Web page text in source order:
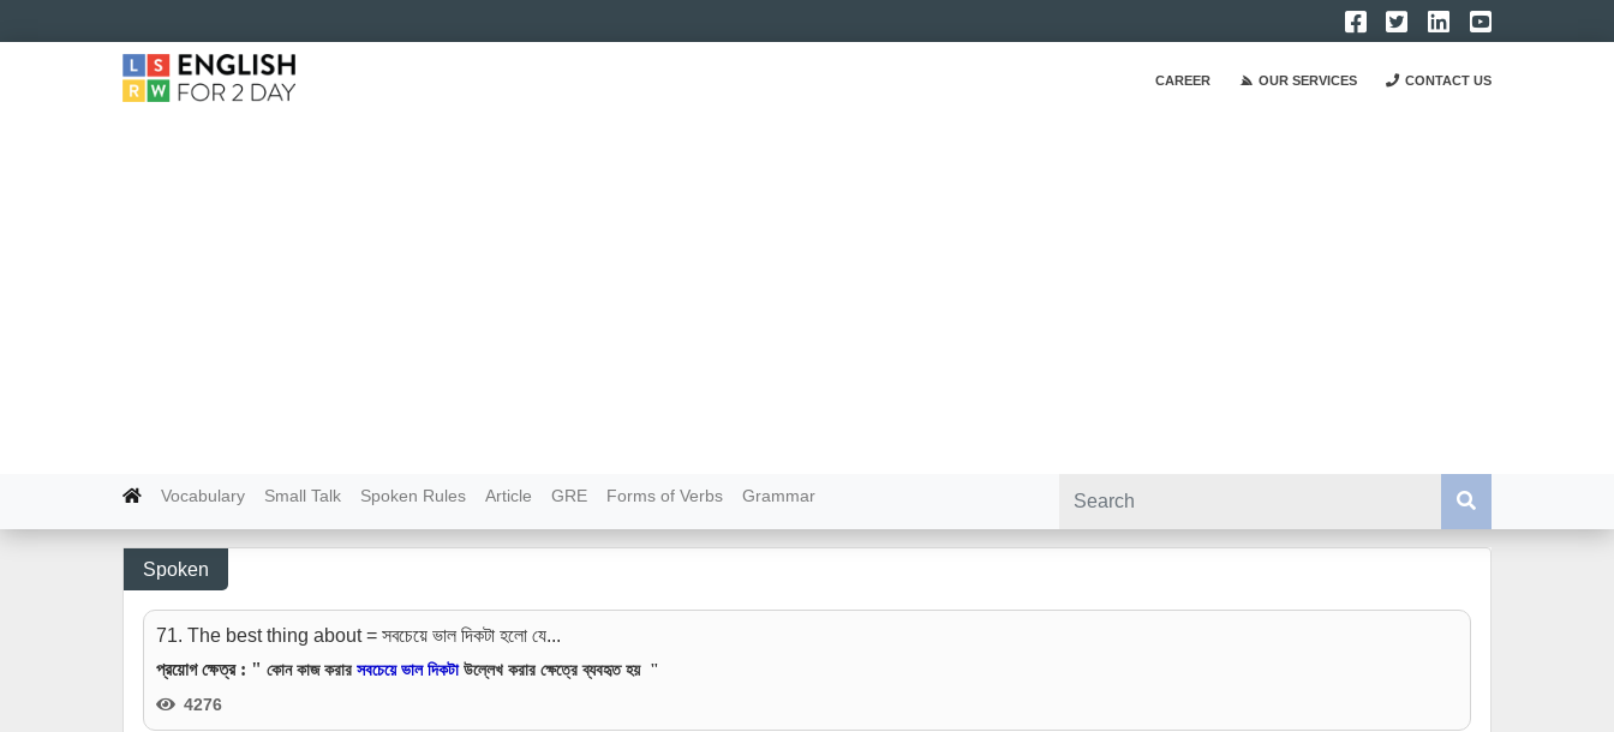
CAREER OUR SERVICES CONTACT US
Vocabulary Small Talk Spoken Rules Article GRE Forms of Verbs Grammar
Spoken
71. The best thing about = সবচেয়ে ভাল দিকটা হলো যে...
প্রয়োগ ক্ষেত্র: " কোন কাজ করার সবচেয়ে ভাল দিকটাউল্লেখ করার ক্ষেত্রে ব্যবহৃত হয় "
4276